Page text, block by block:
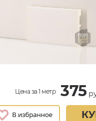
Цена за 1 метр 375